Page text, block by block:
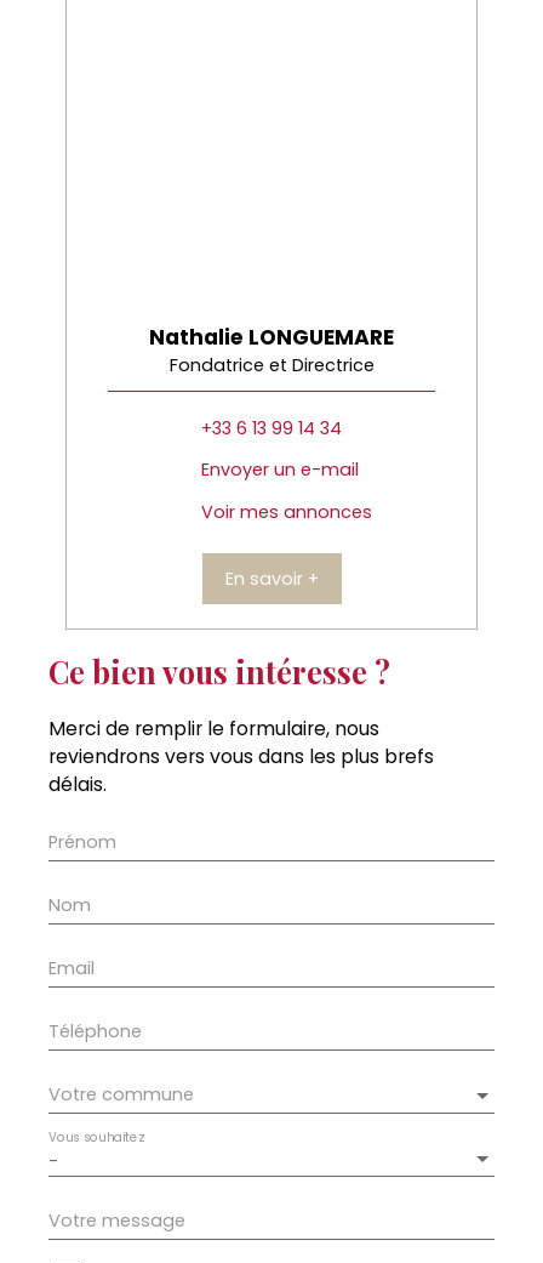
Nathalie LONGUEMARE
Fondatrice et Directrice
+33 6 13 99 14 34
Envoyer un e-mail
Voir mes annonces
En savoir +
Ce bien vous intéresse ?
Merci de remplir le formulaire, nous
reviendrons vers vous dans les plus brefs
délais.
Prénom
Nom
Email
Téléphone
Votre commune
-
Vous souhaitez
Votre message